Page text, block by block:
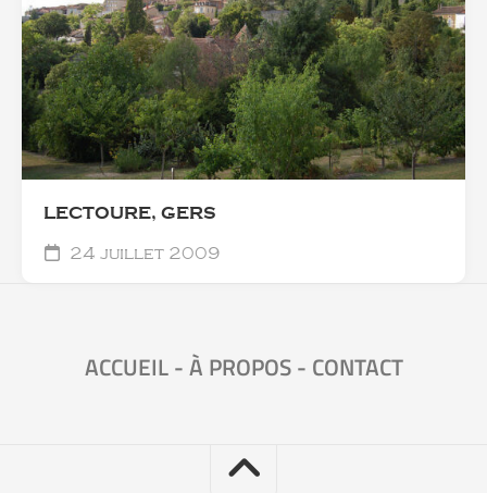
LECTOURE, GERS
24 juillet 2009
ACCUEIL-À PROPOS- CONTACT